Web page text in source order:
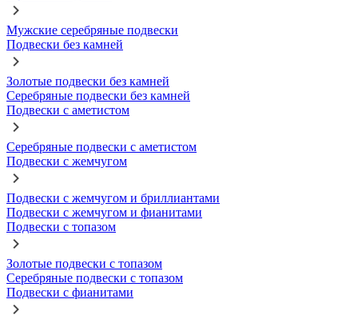
Мужские серебряные подвески
Подвески без камней
Золотые подвески без камней
Серебряные подвески без камней
Подвески с аметистом
Серебряные подвески с аметистом
Подвески с жемчугом
Подвески с жемчугом и бриллиантами
Подвески с жемчугом и фианитами
Подвески с топазом
Золотые подвески с топазом
Серебряные подвески с топазом
Подвески с фианитами